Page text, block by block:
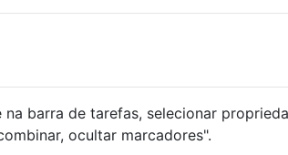
barra de tarefas, selecionar
ocultar marcadores".